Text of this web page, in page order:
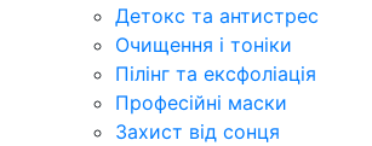
Детокс та антистрес
Очищення і тоніки
Пілінг та ексфоліація
Професійні маски
Захист від сонця